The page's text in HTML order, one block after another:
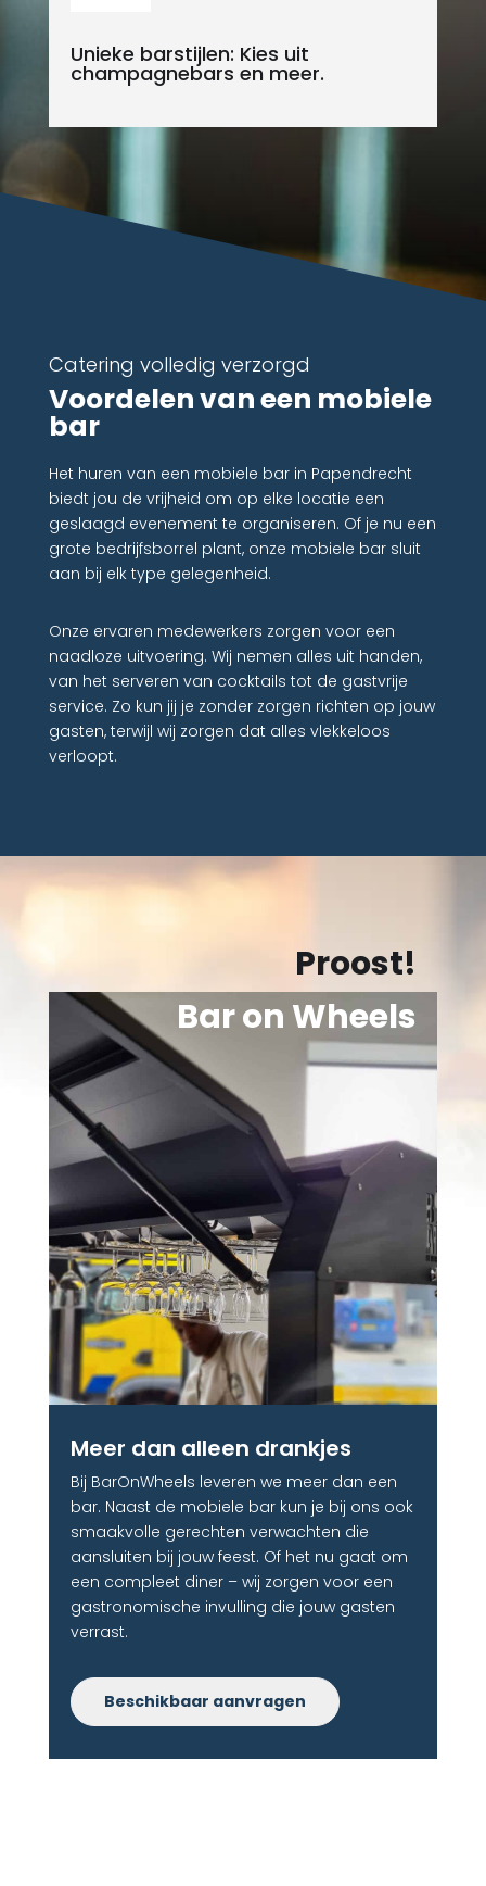
Unieke barstijlen: Kies uit
champagnebars en meer.
Catering volledig verzorgd
Voordelen van een mobiele
bar
Het huren van een mobiele bar in Papendrecht
biedt jou de vrijheid om op elke locatie een
geslaagd evenement te organiseren. Of je nu een
grote bedrijfsborrel plant, onze mobiele bar sluit
aan bij elk type gelegenheid.
Onze ervaren medewerkers zorgen voor een
naadloze uitvoering. Wij nemen alles uit handen,
van het serveren van cocktails tot de gastvrije
service. Zo kun jij je zonder zorgen richten op jouw
gasten, terwijl wij zorgen dat alles vlekkeloos
verloopt.
Proost!
Bar on Wheels
Meer dan alleen drankjes
Bij BarOnWheels leveren we meer dan een
bar. Naast de mobiele bar kun je bij ons ook
smaakvolle gerechten verwachten die
aansluiten bij jouw feest. Of het nu gaat om
een compleet diner – wij zorgen voor een
gastronomische invulling die jouw gasten
verrast.
Beschikbaar aanvragen